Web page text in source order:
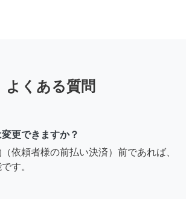
よくある質問
更できますか？
依頼者様の前払い決済）前であれば、
す。